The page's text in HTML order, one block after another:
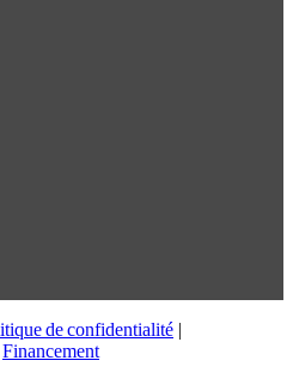
de confidentialité |
Financement